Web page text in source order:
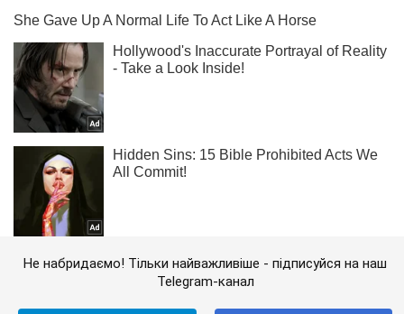
Не набридаємо! Тільки найважливіше - підписуйся на наш
Telegram-канал